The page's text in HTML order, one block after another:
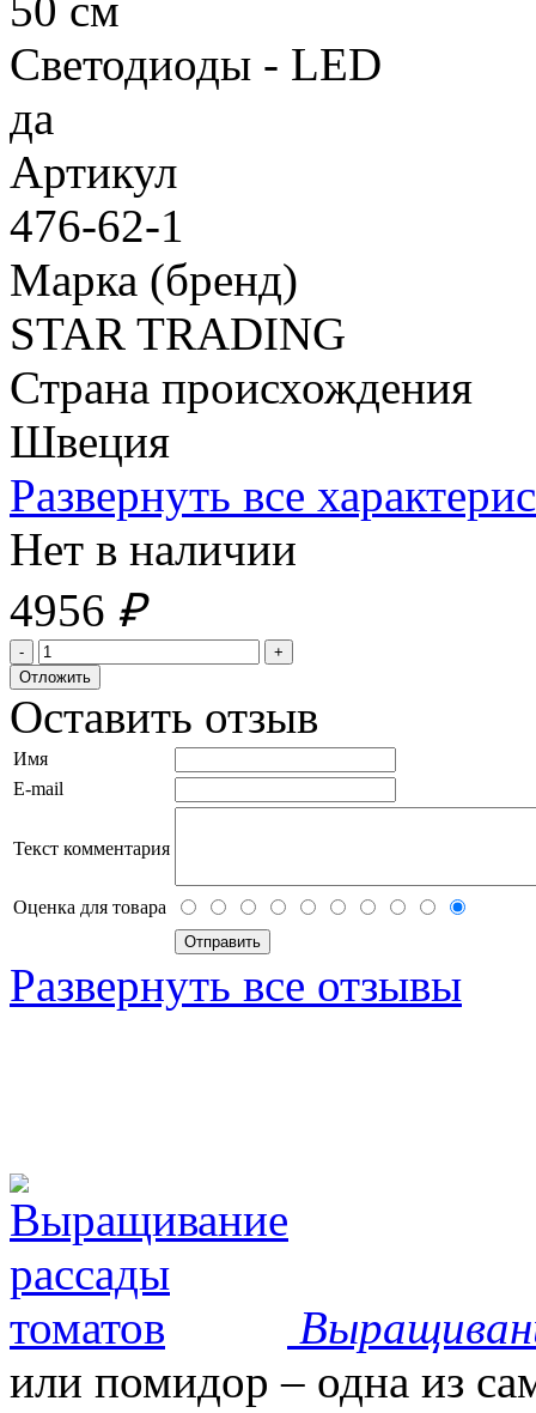
Светодиоды - LED
да
Артикул
476-62-1
Марка (бренд)
STAR TRADING
Страна происхождения
Швеция
Развернуть все
Нет в наличии
4956 ₽
Оставить отзыв
Имя
E-mail
Текст комментария
Оценка для товара
Развернуть все отзывы
или помидор – одна из